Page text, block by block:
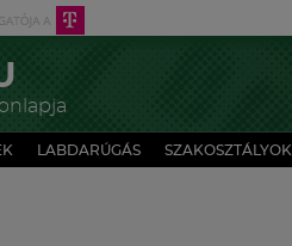
LABDARÚGÁS SZAKOSZTÁLYOK